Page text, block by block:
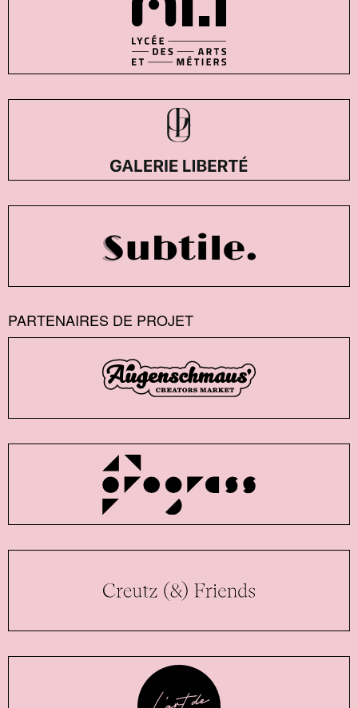
PARTENAIRES DE PROJET